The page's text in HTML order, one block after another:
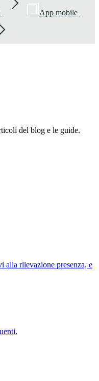
App mobile
del blog e le guide.
alla rilevazione presenza, e